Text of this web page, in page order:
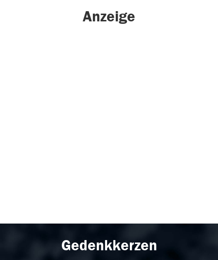
Anzeige
Gedenkkerzen